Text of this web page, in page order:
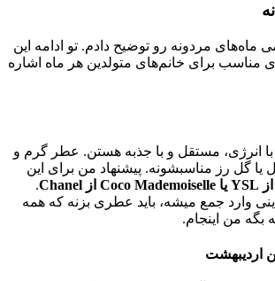
ماه‌های مردونه رو توضیح دادم. تو ادامه این
برای خانم‌های متولدین هر ماه اشاره
با انرژی، مستقل و با جذبه هستن. عطر گرم و
یا گل رز مناسبشونه. پیشنهاد من برای این
.
وارد جمع میشه، باید عطری بزنه که همه
بگه من اینجام.
اردیبهشت